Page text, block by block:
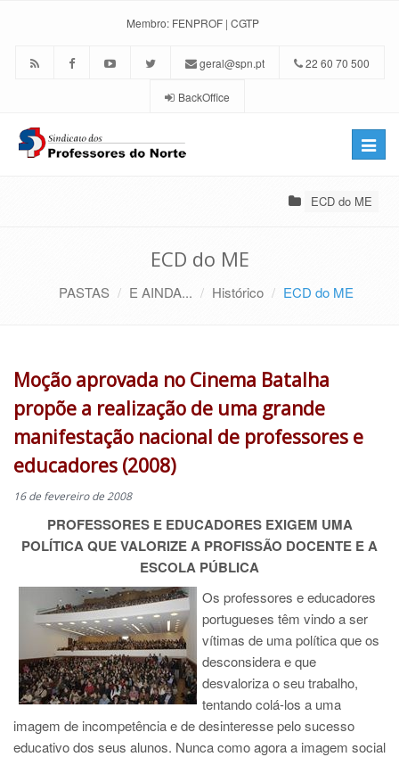
Membro: FENPROF | CGTP
geral@spn.pt 22 60 70 500
BackOffice
Toggle
ECD do ME
ECD do ME
PASTAS E AINDA... Histórico ECD do ME
Moção aprovada no Cinema Batalha
propõe a realização de uma grande
manifestação nacional de professores e
educadores (2008)
16 de fevereiro de 2008
PROFESSORES E EDUCADORES EXIGEM UMA
POLÍTICA QUE VALORIZE A PROFISSÃO DOCENTE E A
ESCOLA PÚBLICA
Os professores e educadores
portugueses têm vindo a ser
vítimas de uma política que os
desconsidera e que
desvaloriza o seu trabalho,
tentando colá-los a uma
imagem de incompetência e de desinteresse pelo sucesso
educativo dos seus alunos. Nunca como agora a imagem social